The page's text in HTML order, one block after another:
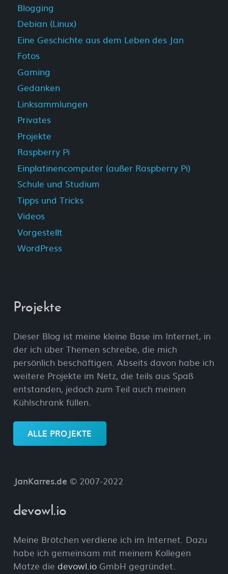
Blogging
Debian (Linux)
Eine Geschichte aus dem Leben des Jan
Fotos
Gaming
Gedanken
Linksammlungen
Privates
Projekte
Raspberry Pi
Einplatinencomputer (außer Raspberry Pi)
Schule und Studium
Tipps und Tricks
Videos
Vorgestellt
WordPress
Projekte
Dieser Blog ist meine kleine Base im Internet, in
der ich über Themen schreibe, die mich
persönlich beschäftigen. Abseits davon habe ich
weitere Projekte im Netz, die teils aus Spaß
entstanden, jedoch zum Teil auch meinen
Kühlschrank füllen.
ALLE PROJEKTE
JanKarres.de © 2007-2022
devowl.io
Meine Brötchen verdiene ich im Internet. Dazu
habe ich gemeinsam mit meinem Kollegen
Matze die devowl.ioGmbH gegründet.